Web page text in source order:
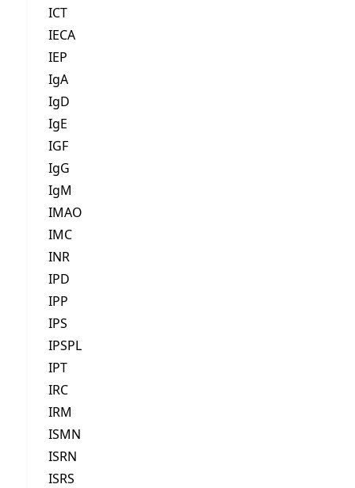
ICT
IECA
IEP
IgA
IgD
IgE
IGF
IgG
IgM
IMAO
IMC
INR
IPD
IPP
IPS
IPSPL
IPT
IRC
IRM
ISMN
ISRN
ISRS